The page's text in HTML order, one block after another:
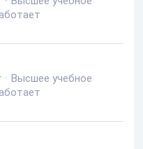
· Высшее учебное